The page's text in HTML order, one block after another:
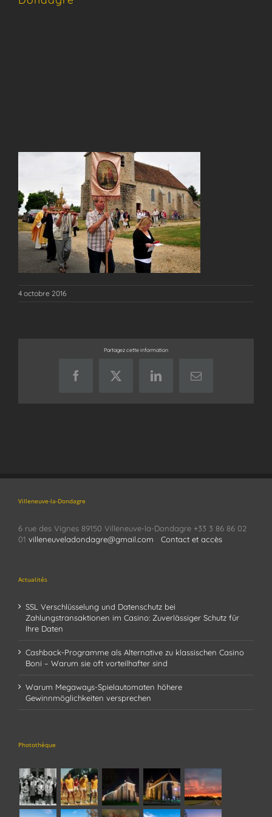
4 octobre 2016
Partagez cette information
FacebookX LinkedInEmail
Villeneuve-la-Dondagre
6 rue des Vignes 89150 Villeneuve-la-Dondagre +33 3 86 86 02
01 villeneuveladondagre@gmail.com Contact et accès
Actualités
SSL Verschlüsselung und Datenschutz bei
Zahlungstransaktionen im Casino: Zuverlässiger Schutz für
Ihre Daten
Cashback-Programme als Alternative zu klassischen Casino
Boni – Warum sie oft vorteilhafter sind
Warum Megaways-Spielautomaten höhere
Gewinnmöglichkeiten versprechen
Photothèque